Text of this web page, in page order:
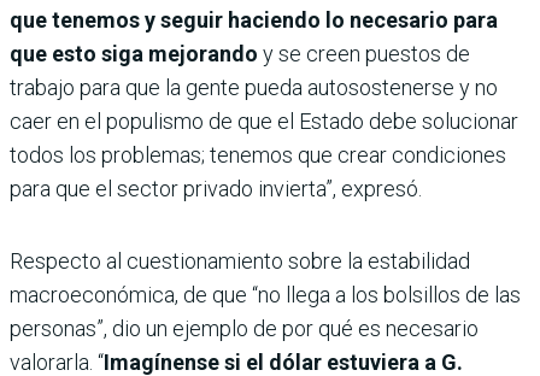
que tenemos y seguir haciendo lo necesario para
que esto siga mejorando y se creen puestos de
trabajo para que la gente pueda autosostenerse y no
caer en el populismo de que el Estado debe solucionar
todos los problemas; tenemos que crear condiciones
para que el sector privado invierta”, expresó.
Respecto al cuestionamiento sobre la estabilidad
macroeconómica, de que “no llega a los bolsillos de las
personas”, dio un ejemplo de por qué es necesario
valorarla. “Imagínense si el dólar estuviera a G.